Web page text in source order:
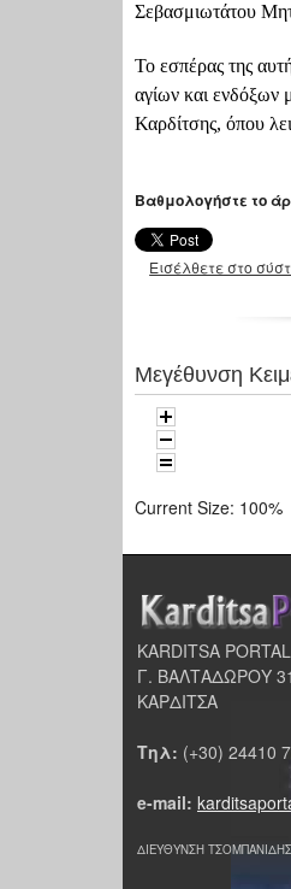
Σεβασμιωτάτου
Το εσπέρας της
αγίων και ενδόξων
Καρδίτσης, όπου
Βαθμολογήστε το
Εισέλθετε στο
Μεγέθυνση
Current Size: 100%
KARDITSA
Γ. ΒΑΛΤΑΔΩΡΟΥ
ΚΑΡΔΙΤΣΑ
Τηλ: (+30) 24410
e-mail:
ΔΙΕΥΘΥΝΣΗ